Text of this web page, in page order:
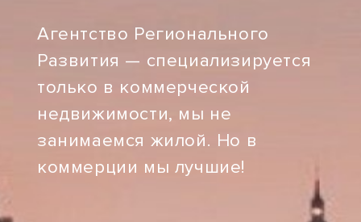
Агентство Регионального
Развития — специализируется
только в коммерческой
недвижимости, мы не
занимаемся жилой. Но в
коммерции мы лучшие!